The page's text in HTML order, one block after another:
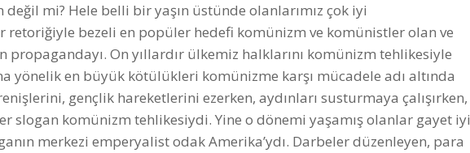
mi? Hele belli bir yaşın üstünde olanlarımız çok iyi
retoriğiyle bezeli en popüler hedefi komünizm ve komünistler olan ve
propagandayı. On yıllardır ülkemiz halklarını komünizm tehlikesiyle
yönelik en büyük kötülükleri komünizme karşı mücadele adı altında
gençlik hareketlerini ezerken, aydınları susturmaya çalışırken,
slogan komünizm tehlikesiydi. Yine o dönemi yaşamış olanlar gayet iyi
merkezi emperyalist odak Amerika’ydı. Darbeler düzenleyen, para